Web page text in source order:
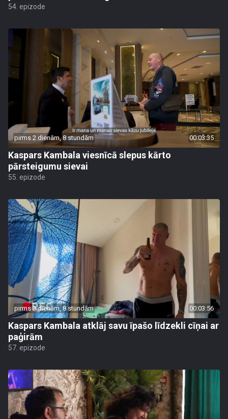
54. epizode
pirms 2 dienām, 8 stundām 00:03:35
Kaspars Kambala viesnīcā slepus kārto
pārsteigumu sievai
55. epizode
pirms 3 dienām, 8 stundām 00:03:56
Kaspars Kambala atklāj savu īpašo līdzekli cīņai ar
paģirām
57. epizode